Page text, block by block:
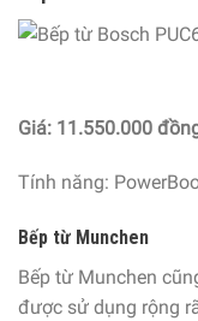
Giá: 11.550.000
Tính năng:
Bếp từ Munchen
Bếp từ Munchen
được sử dụng rộng